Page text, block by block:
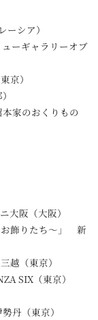
シア）
ーギャラリーオブ
京）
家のおくりもの
阪（大阪）
お飾りたち〜」 新
越（東京）
SIX（東京）
丹（東京）